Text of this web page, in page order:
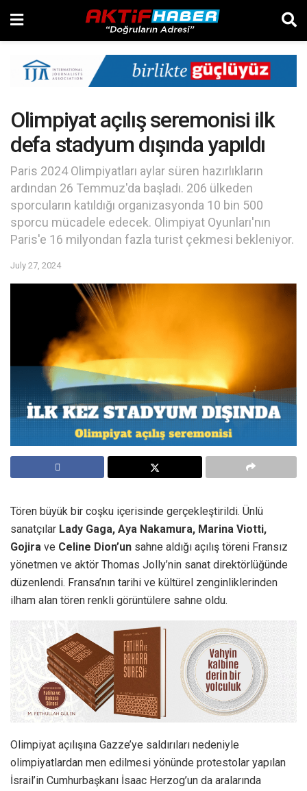
Olimpiyat açılış seremonisi ilk
defa stadyum dışında yapıldı
Paris 2024 Olimpiyatları aylar süren hazırlıkların
ardından 26 Temmuz'da başladı. 206 ülkeden
sporcuların katıldığı organizasyonda 10 bin 500
sporcu mücadele edecek. Olimpiyat Oyunları'nın
Paris'e 16 milyondan fazla turist çekmesi bekleniyor.
July 27, 2024
Tören büyük bir coşku içerisinde gerçekleştirildi. Ünlü
sanatçılar Lady Gaga, Aya Nakamura, Marina Viotti,
Gojira ve Celine Dion’un sahne aldığı açılış töreni Fransız
yönetmen ve aktör Thomas Jolly’nin sanat direktörlüğünde
düzenlendi. Fransa’nın tarihi ve kültürel zenginliklerinden
ilham alan tören renkli görüntülere sahne oldu.
Olimpiyat açılışına Gazze’ye saldırıları nedeniyle
olimpiyatlardan men edilmesi yönünde protestolar yapılan
İsrail’in Cumhurbaşkanı İsaac Herzog’un da aralarında